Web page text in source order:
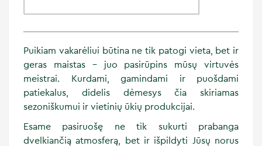
Puikiam vakarėliui būtina ne tik patogi vieta, bet ir
geras maistas – juo pasirūpins mūsų virtuvės
meistrai. Kurdami, gamindami ir puošdami
patiekalus, didelis dėmesys čia skiriamas
sezoniškumui ir vietinių ūkių produkcijai.
Esame pasiruošę ne tik sukurti prabanga
dvelkiančią atmosferą, bet ir išpildyti Jūsų norus